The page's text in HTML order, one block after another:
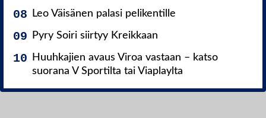
Leo Väisänen palasi pelikentille
Pyry Soiri siirtyy Kreikkaan
Huuhkajien avaus Viroa vastaan – katso
suorana V Sportilta tai Viaplaylta